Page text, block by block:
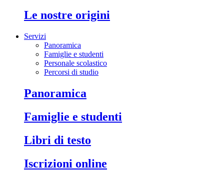
le nostre origini
Servizi
Panoramica
Famiglie e studenti
Personale scolastico
Percorsi di studio
panoramica
famiglie e studenti
libri di testo
iscrizioni online